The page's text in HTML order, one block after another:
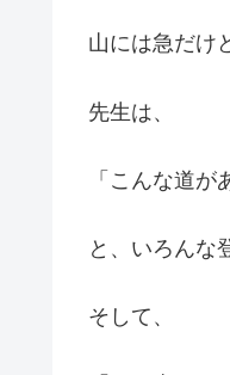
山には急だけ
先生は、
「こんな道が
と、いろんな
そして、